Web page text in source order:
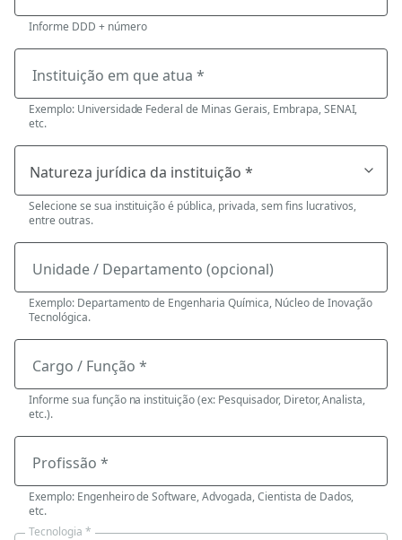
Informe DDD + número
Instituição em que atua *
Exemplo: Universidade Federal de Minas Gerais, Embrapa, SENAI,
etc.
Selecione se sua instituição é pública, privada, sem fins lucrativos,
entre outras.
Unidade / Departamento (opcional)
Exemplo: Departamento de Engenharia Química, Núcleo de Inovação
Tecnológica.
Cargo / Função *
Informe sua função na instituição (ex: Pesquisador, Diretor, Analista,
etc.).
Profissão *
Exemplo: Engenheiro de Software, Advogada, Cientista de Dados,
etc.
Tecnologia *